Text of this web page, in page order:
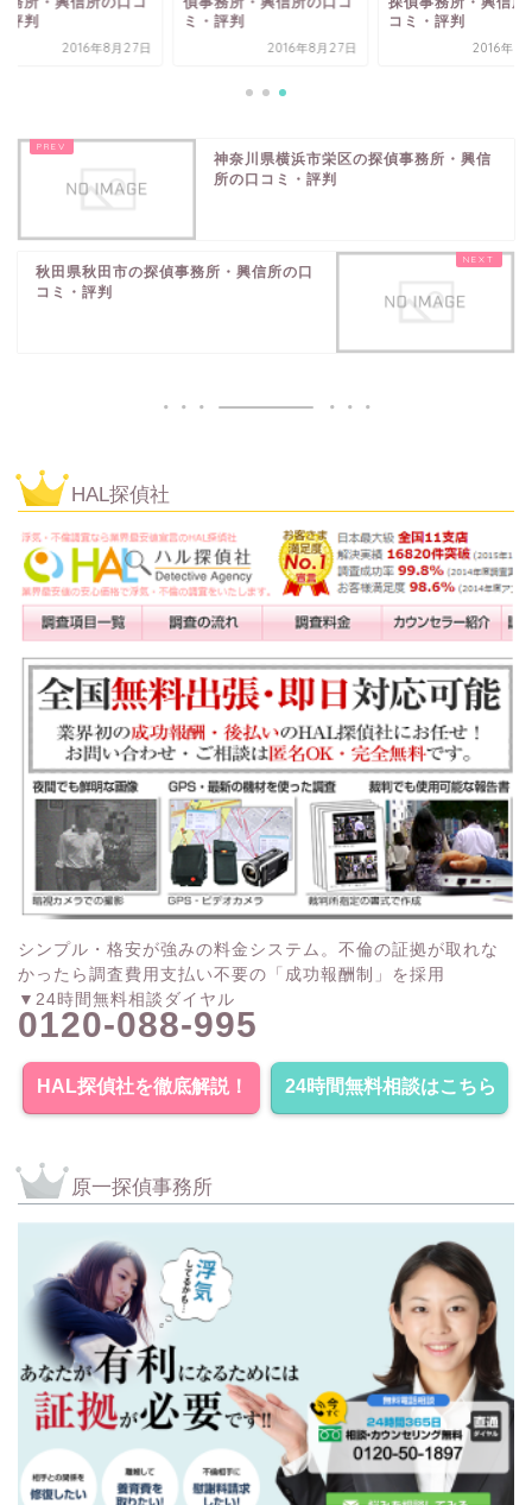
評判
2016年8月27日
ミ・評判
2016年8月27日
コミ・評判
2016年8
神奈川県横浜市栄区の探偵事務所・興信
所の口コミ・評判
秋田県秋田市の探偵事務所・興信所の口
コミ・評判
HAL探偵社
シンプル・格安が強みの料金システム。不倫の証拠が取れな
かったら調査費用支払い不要の「成功報酬制」を採用
▼24時間無料相談ダイヤル
0120-088-995
HAL探偵社を徹底解説！ 24時間無料相談はこちら
原一探偵事務所